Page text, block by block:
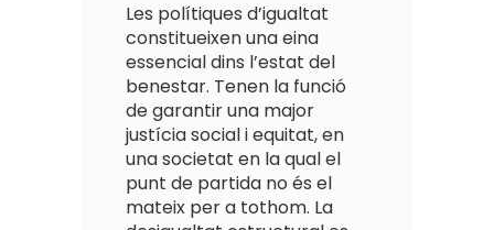
Les polítiques d’igualtat
constitueixen una eina
essencial dins l’estat del
benestar. Tenen la funció
de garantir una major
justícia social i equitat, en
una societat en la qual el
punt de partida no és el
mateix per a tothom. La